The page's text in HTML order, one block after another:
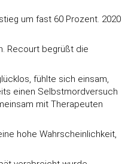
um fast 60 Prozent. 2020
Recourt begrüßt die
fühlte sich einsam,
einen Selbstmordversuch
mit Therapeuten
hohe Wahrscheinlichkeit,